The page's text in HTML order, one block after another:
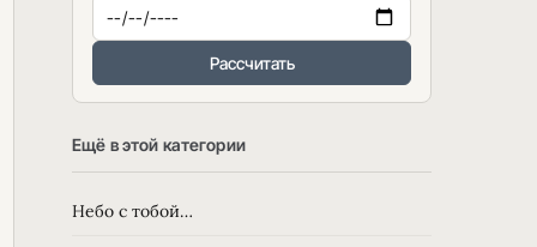
Рассчитать
Ещё в этой категории
Небо с тобой…